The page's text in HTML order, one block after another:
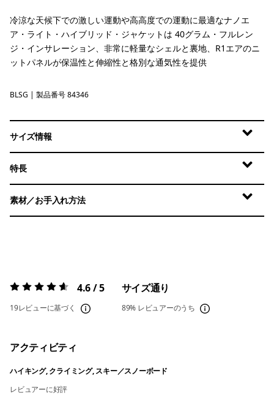
冷涼な天候下での激しい運動や高高度での運動に最適なナノエ
ア・ライト・ハイブリッド・ジャケットは 40グラム・フルレン
ジ・インサレーション、非常に軽量なシェルと裏地、R1エアのニ
ットパネルが保温性と伸縮性と格別な通気性を提供
Blue Sage
BLSG | 製品番号 84346
サイズ情報
特長
素材／お手入れ方法
評価:4.6 / 5 4.6 / 5
19レビューに基づく
サイズ通り
89% レビュアーのうち
アクティビティ
ハイキング, クライミング, スキー／スノーボード
レビュアーに好評